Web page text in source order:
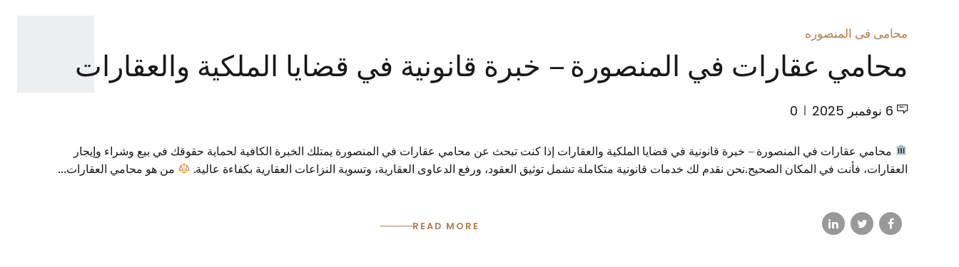
محامى فى المنصوره
محامي عقارات في المنصورة – خبرة قانونية في قضايا الملكية والعقارات
6 نوفمبر 2025 0
محامي عقارات في المنصورة – خبرة قانونية في قضايا الملكية والعقارات إذا كنت تبحث عن محامي عقارات في المنصورة يمتلك الخبرة الكافية لحماية حقوقك في بيع وشراء وإيجار
العقارات، فأنت في المكان الصحيح.نحن نقدم لك خدمات قانونية متكاملة تشمل توثيق العقود، ورفع الدعاوى العقارية، وتسوية النزاعات العقارية بكفاءة عالية.
من هو محامي العقارات...
READ MORE